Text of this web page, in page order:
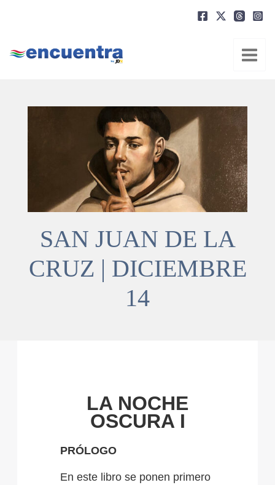
SAN JUAN DE LA
CRUZ | DICIEMBRE
14
LA NOCHE
OSCURA I
PRÓLOGO
En este libro se ponen primero